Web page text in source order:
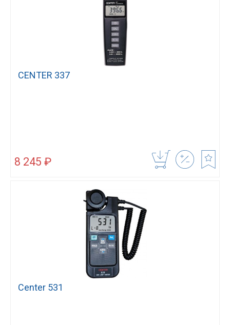
CENTER 337
8 245 ₽
Center 531